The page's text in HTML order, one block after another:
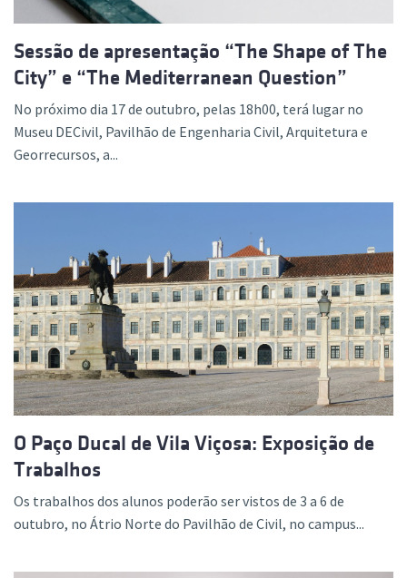
Sessão de apresentação “The Shape of The
City” e “The Mediterranean Question”
No próximo dia 17 de outubro, pelas 18h00, terá lugar no
Museu DECivil, Pavilhão de Engenharia Civil, Arquitetura e
Georrecursos, a...
O Paço Ducal de Vila Viçosa: Exposição de
Trabalhos
Os trabalhos dos alunos poderão ser vistos de 3 a 6 de
outubro, no Átrio Norte do Pavilhão de Civil, no campus...